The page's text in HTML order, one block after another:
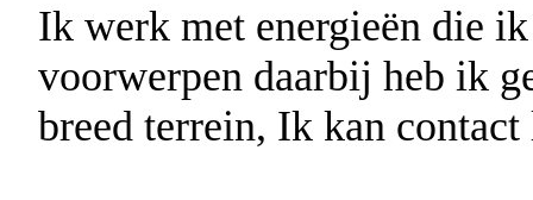
Ik werk met energieën die
voorwerpen daarbij heb ik
breed terrein, Ik kan